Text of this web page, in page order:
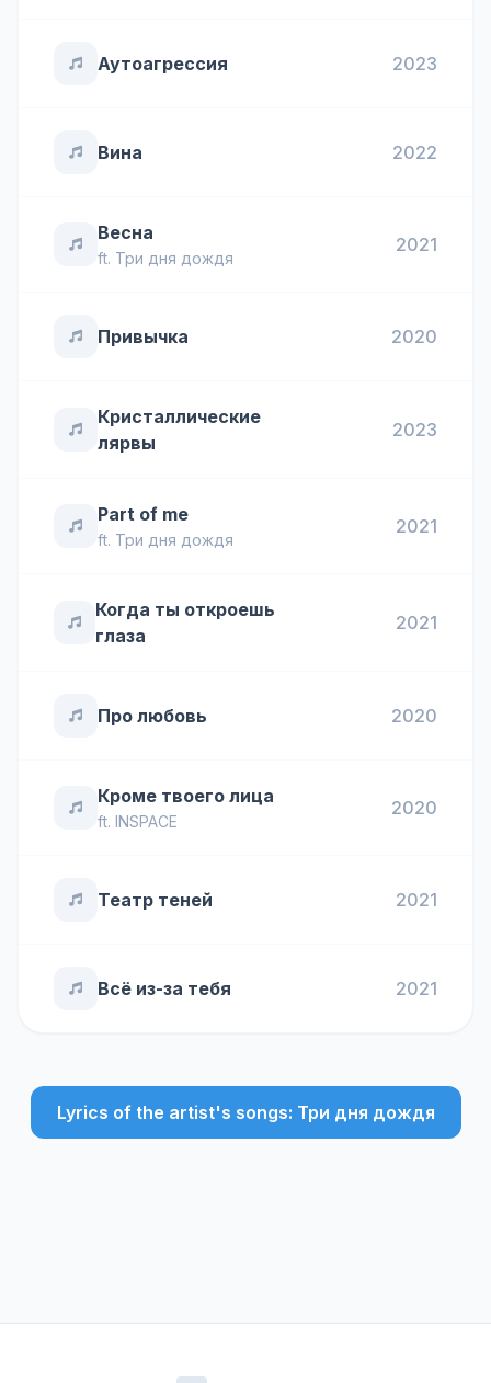
Аутоагрессия 2023
Вина 2022
Весна
ft. Три дня дождя
2021
Привычка 2020
Кристаллические
лярвы
2023
Part of me
ft. Три дня дождя
2021
Когда ты откроешь
глаза
2021
Про любовь 2020
Кроме твоего лица
ft. INSPACE
2020
Театр теней 2021
Всё из-за тебя 2021
Lyrics of the artist's songs: Три дня дождя